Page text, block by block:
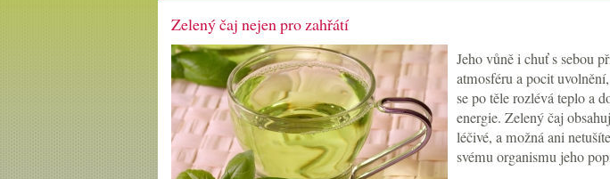
Zelený čaj nejen pro zahřátí
Jeho vůně i chuť s sebou
atmosféru a pocit
se po těle rozlévá teplo a
energie. Zelený čaj
léčivé, a možná ani
svému organismu jeho